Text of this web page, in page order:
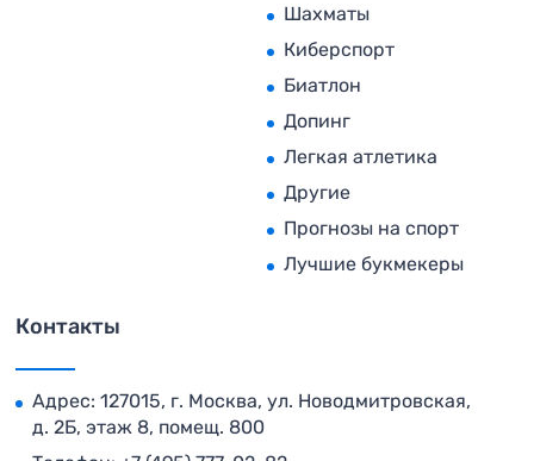
Шахматы
Киберспорт
Биатлон
Допинг
Легкая атлетика
Другие
Прогнозы на спорт
Лучшие букмекеры
Контакты
Адрес: 127015, г. Москва, ул. Новодмитровская,
д. 2Б, этаж 8, помещ. 800